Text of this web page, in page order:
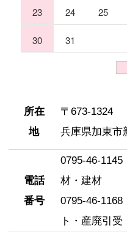
23 24 25
30 31
所在
地
〒673-1324
兵庫県加東市
電話
番号
0795-46-
材・建材
0795-46-
ト・産廃引受